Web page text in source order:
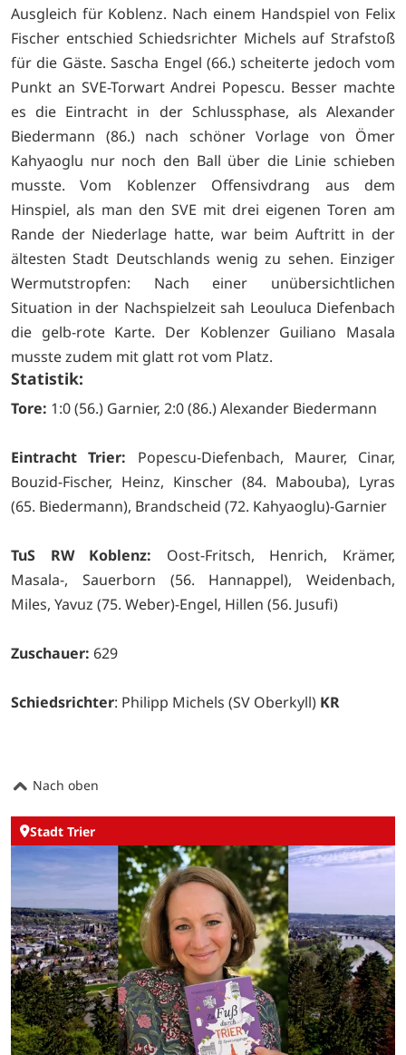
Ausgleich für Koblenz. Nach einem Handspiel von Felix
Fischer entschied Schiedsrichter Michels auf Strafstoß
für die Gäste. Sascha Engel (66.) scheiterte jedoch vom
Punkt an SVE-Torwart Andrei Popescu. Besser machte
es die Eintracht in der Schlussphase, als Alexander
Biedermann (86.) nach schöner Vorlage von Ömer
Kahyaoglu nur noch den Ball über die Linie schieben
musste. Vom Koblenzer Offensivdrang aus dem
Hinspiel, als man den SVE mit drei eigenen Toren am
Rande der Niederlage hatte, war beim Auftritt in der
ältesten Stadt Deutschlands wenig zu sehen. Einziger
Wermutstropfen: Nach einer unübersichtlichen
Situation in der Nachspielzeit sah Leouluca Diefenbach
die gelb-rote Karte. Der Koblenzer Guiliano Masala
musste zudem mit glatt rot vom Platz.
Statistik:
Tore: 1:0 (56.) Garnier, 2:0 (86.) Alexander Biedermann
Eintracht Trier: Popescu-Diefenbach, Maurer, Cinar,
Bouzid-Fischer, Heinz, Kinscher (84. Mabouba), Lyras
(65. Biedermann), Brandscheid (72. Kahyaoglu)-Garnier
TuS RW Koblenz: Oost-Fritsch, Henrich, Krämer,
Masala-, Sauerborn (56. Hannappel), Weidenbach,
Miles, Yavuz (75. Weber)-Engel, Hillen (56. Jusufi)
Zuschauer: 629
Schiedsrichter: Philipp Michels (SV Oberkyll) KR
Nach oben
Stadt Trier